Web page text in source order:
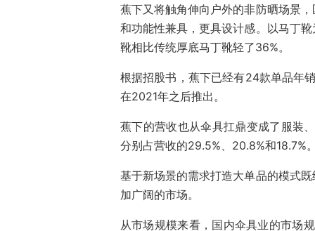
蕉下又将触角伸向户外的非防晒场景
和功能性兼具，更具设计感。以马丁
靴相比传统厚底马丁靴轻了36%。
根据招股书，蕉下已经有24款单品年
在2021年之后推出。
蕉下的营收也从伞具扛鼎变成了服装
分别占营收的29.5%、20.8%和18.7%
基于新场景的需求打造大单品的模式
加广阔的市场。
从市场规模来看，国内伞具业的市场